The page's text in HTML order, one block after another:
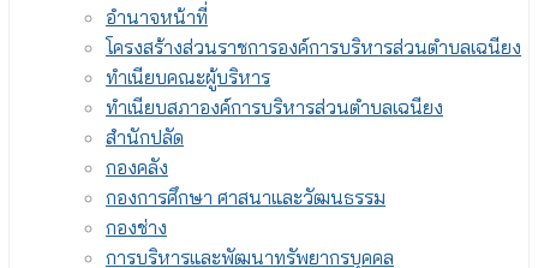
อำนาจหน้าที่
โครงสร้างส่วนราชการองค์การบริหารส่วนตำบลเฉนียง
ทำเนียบคณะผู้บริหาร
ทำเนียบสภาองค์การบริหารส่วนตำบลเฉนียง
สำนักปลัด
กองคลัง
กองการศึกษา ศาสนาและวัฒนธรรม
กองช่าง
การบริหารและพัฒนาทรัพยากรบุคคล